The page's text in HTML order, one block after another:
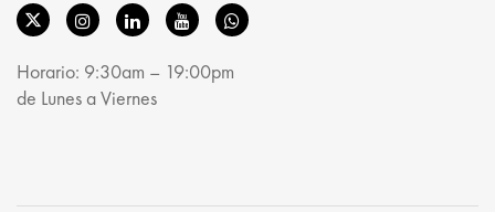
Horario: 9:30am – 19:00pm
de Lunes a Viernes